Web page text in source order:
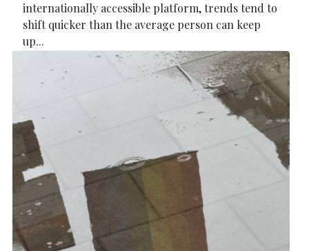
internationally accessible platform, trends tend to
shift quicker than the average person can keep
up...